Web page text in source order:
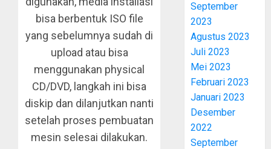
bisa berbentuk ISO file
yang sebelumnya sudah di
upload atau bisa
menggunakan physical
CD/DVD, langkah ini bisa
diskip dan dilanjutkan nanti
setelah proses pembuatan
mesin selesai dilakukan.
September
2023
Agustus 2023
Juli 2023
Mei 2023
Februari 2023
Januari 2023
Desember
2022
September